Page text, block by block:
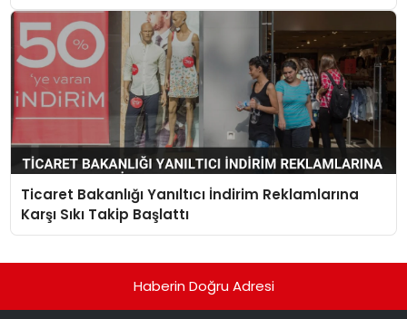
Ticaret Bakanlığı Yanıltıcı İndirim Reklamlarına
Karşı Sıkı Takip Başlattı
Haberin Doğru Adresi